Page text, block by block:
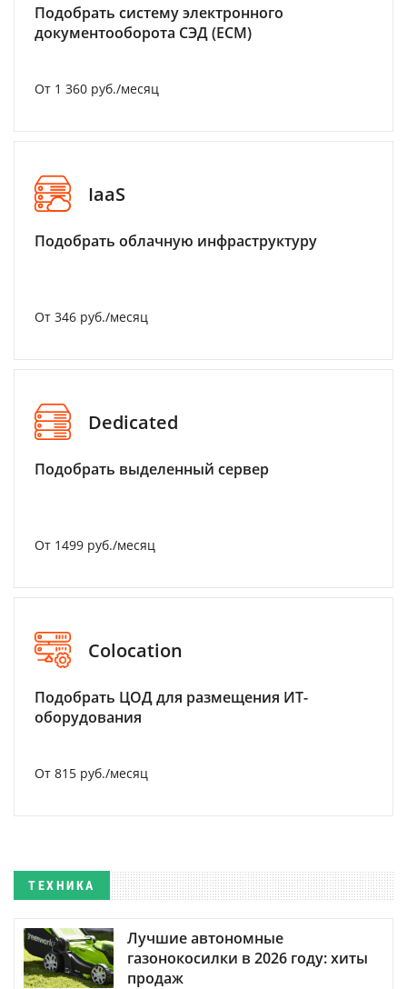
Подобрать систему электронного
документооборота СЭД (ECM)
От 1 360 руб./месяц
IaaS
Подобрать облачную инфраструктуру
От 346 руб./месяц
Dedicated
Подобрать выделенный сервер
От 1499 руб./месяц
Colocation
Подобрать ЦОД для размещения ИТ-
оборудования
От 815 руб./месяц
ТЕХНИКА
Лучшие автономные
газонокосилки в 2026 году: хиты
продаж